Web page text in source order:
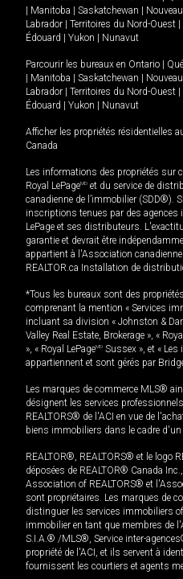
Manitoba Saskatchewan
Labrador
Territoires du Nord-Ouest
Édouard
Yukon Nunavut
Parcourir les bureaux en Ontario
Manitoba Saskatchewan
Labrador
Territoires du Nord-Ouest
Édouard
Yukon Nunavut
Afficher les propriétés résidentielles
Canada
Les informations des propriétés sur
Royal LePageMD et du service de
canadienne de l’immobilier (SDD®).
inscriptions tenues par des agences
LePage et ses distributeurs.
garantie et devrait être
appartient à l'Association
REALTOR.ca Installation de
*Tous les bureaux sont des
comprenant la mention « Services
incluant sa division « Johnston &
Valley Real Estate, Brokerage », «
», « Royal LePageMD Sussex », et «
appartiennent et sont gérés par
Les marques de commerce MLS®
désignent les services
REALTORS® de l'ACI en vue de
biens immobiliers dans le cadre d'un
REALTOR®, REALTORS® et le logo
déposées de REALTOR® Canada
Association of REALTORS® et
sont propriétaires. Les marques de
distinguer les services immobiliers
immobilier en tant que membres de
S.I.A.® /MLS®, Service inter-
propriété de l'ACI, et ils servent à
fournissent les courtiers et agents